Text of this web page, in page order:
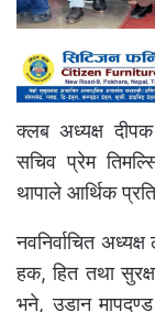
क्लब अध्यक्ष दीपक
सचिव प्रेम
थापाले आर्थिक
नवनिर्वाचित
हक, हित तथा
भने, उडान